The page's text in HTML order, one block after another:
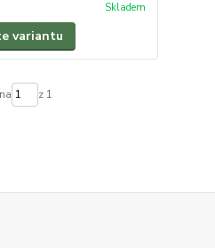
Skladem
variantu
z 1